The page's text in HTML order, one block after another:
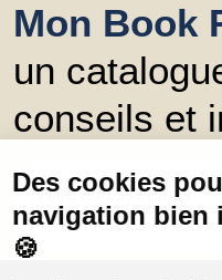
Mon Book
un
conseils et